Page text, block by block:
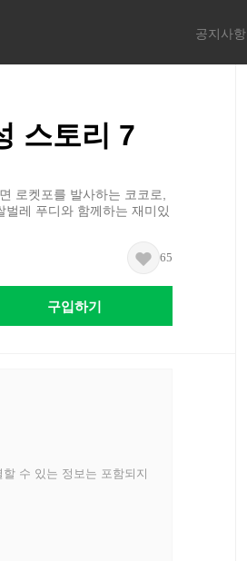
공지사항
스토리 7
로켓포를 발사하는 코코로,
레 푸디와 함께하는 재미있
65
구입하기
수 있는 정보는 포함되지